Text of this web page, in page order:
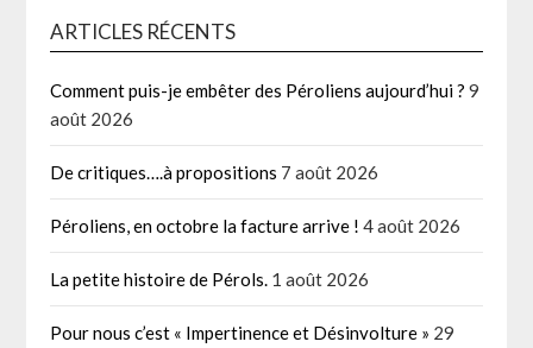
ARTICLES RÉCENTS
Comment puis-je embêter des Péroliens aujourd’hui ? 9
août 2026
De critiques….à propositions 7 août 2026
Péroliens, en octobre la facture arrive ! 4 août 2026
La petite histoire de Pérols. 1 août 2026
Pour nous c’est « Impertinence et Désinvolture » 29